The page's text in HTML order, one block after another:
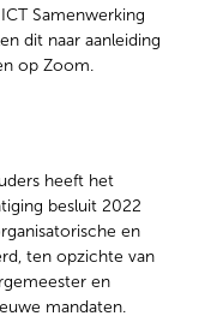
Samenwerking
dit naar aanleiding
op Zoom.
heeft het
besluit 2022
en
ten opzichte van
en
mandaten.